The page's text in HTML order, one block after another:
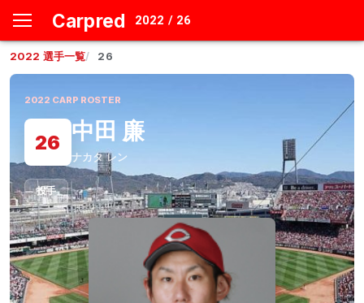
Carpred 2022 / 26
2022 選手一覧 26
2022 CARP ROSTER
26 中田 廉
ナカタ レン
投手